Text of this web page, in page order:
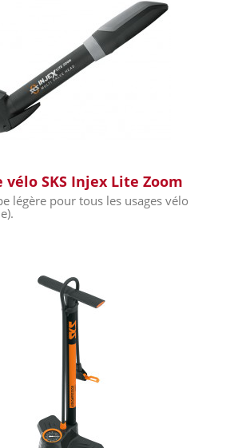
SKS Injex Lite Zoom
légère pour tous les usages vélo